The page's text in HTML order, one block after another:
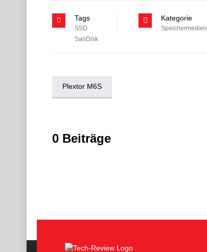
Tags
SSD
SanDisk
Kategorie
Speichermedien
Plextor M6S
0 Beiträge